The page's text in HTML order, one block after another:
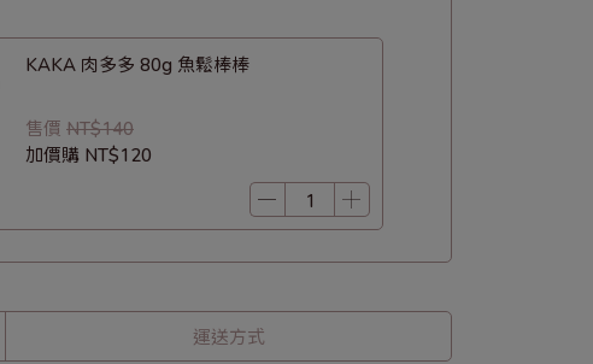
KAKA 肉多多 80g 魚鬆棒棒
售價 NT$140
加價購 NT$120
運送方式